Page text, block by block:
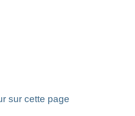
sur cette page